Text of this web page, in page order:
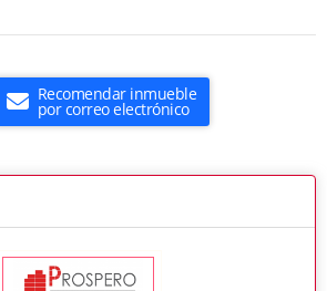
Recomendar inmueble
por correo electrónico